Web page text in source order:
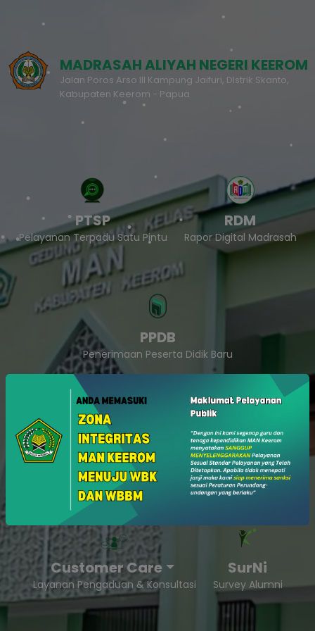
MADRASAH ALIYAH NEGERI KEEROM
Jalan Poros Arso III Kampung Jaifuri, DIstrik Skanto,
Kabupaten Keerom - Papua
PTSP
Pelayanan Terpadu Satu Pintu
RDM
Rapor Digital Madrasah
PPDB
Penerimaan Peserta Didik Baru
SukaSam
Survey Kepuasan Masyarakat
Customer Care
Layanan Pengaduan & Konsultasi
SurNi
Survey Alumni